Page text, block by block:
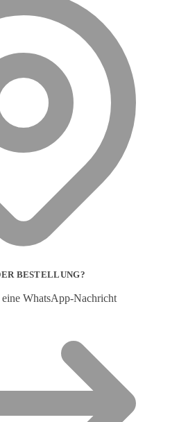
BESTELLUNG?
WhatsApp-Nachricht